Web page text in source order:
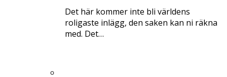
Det här kommer inte bli världens
roligaste inlägg, den saken kan ni räkna
med. Det…